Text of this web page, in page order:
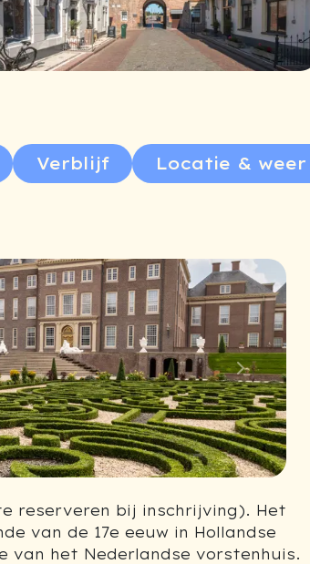
Verblijf Locatie & weer
Next
reserveren bij inschrijving). Het
van de 17e eeuw in Hollandse
van het Nederlandse vorstenhuis.